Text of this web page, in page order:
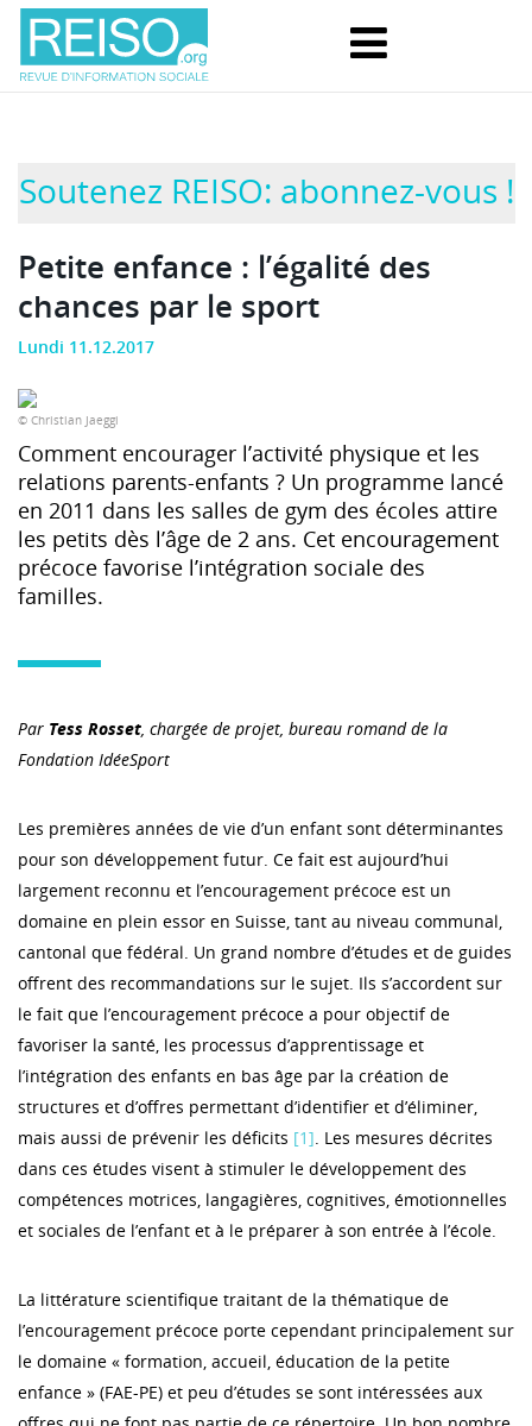
Soutenez REISO: abonnez-vous !
Petite enfance : l’égalité des
chances par le sport
Lundi 11.12.2017
© Christian Jaeggi
Comment encourager l’activité physique et les
relations parents-enfants ? Un programme lancé
en 2011 dans les salles de gym des écoles attire
les petits dès l’âge de 2 ans. Cet encouragement
précoce favorise l’intégration sociale des
familles.
Par Tess Rosset, chargée de projet, bureau romand de la
Fondation IdéeSport
Les premières années de vie d’un enfant sont déterminantes
pour son développement futur. Ce fait est aujourd’hui
largement reconnu et l’encouragement précoce est un
domaine en plein essor en Suisse, tant au niveau communal,
cantonal que fédéral. Un grand nombre d’études et de guides
offrent des recommandations sur le sujet. Ils s’accordent sur
le fait que l’encouragement précoce a pour objectif de
favoriser la santé, les processus d’apprentissage et
l’intégration des enfants en bas âge par la création de
structures et d’offres permettant d’identifier et d’éliminer,
mais aussi de prévenir les déficits [1]. Les mesures décrites
dans ces études visent à stimuler le développement des
compétences motrices, langagières, cognitives, émotionnelles
et sociales de l’enfant et à le préparer à son entrée à l’école.
La littérature scientifique traitant de la thématique de
l’encouragement précoce porte cependant principalement sur
le domaine « formation, accueil, éducation de la petite
enfance » (FAE-PE) et peu d’études se sont intéressées aux